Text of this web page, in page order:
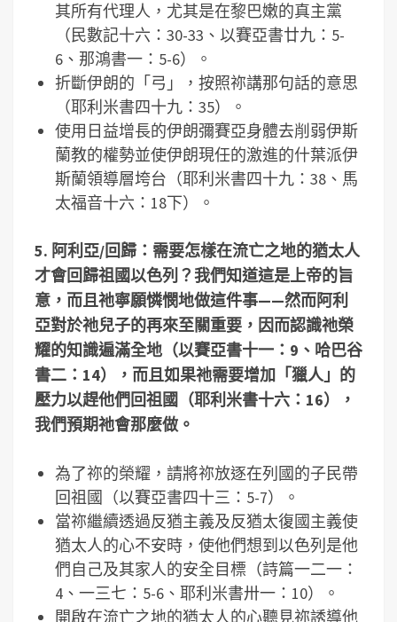
其所有代理人，尤其是在黎巴嫩的真主黨
（民數記十六：30-33、以賽亞書廿九：5-
6、那鴻書一：5-6）。
折斷伊朗的「弓」，按照祢講那句話的意思
（耶利米書四十九：35）。
使用日益增長的伊朗彌賽亞身體去削弱伊斯
蘭教的權勢並使伊朗現任的激進的什葉派伊
斯蘭領導層垮台（耶利米書四十九：38、馬
太福音十六：18下）。
5. 阿利亞/回歸：需要怎樣在流亡之地的猶太人
才會回歸祖國以色列？我們知道這是上帝的旨
意，而且祂寧願憐憫地做這件事——然而阿利
亞對於祂兒子的再來至關重要，因而認識祂榮
耀的知識遍滿全地（以賽亞書十一： 9 、哈巴谷
書二： 14），而且如果祂需要增加「獵人」的
壓力以趕他們回祖國（耶利米書十六： 16），
我們預期祂會那麼做。
為了祢的榮耀，請將祢放逐在列國的子民帶
回祖國（以賽亞書四十三：5-7）。
當祢繼續透過反猶主義及反猶太復國主義使
猶太人的心不安時，使他們想到以色列是他
們自己及其家人的安全目標（詩篇一二一：
4、一三七：5-6、耶利米書卅一：10）。
開啟在流亡之地的猶太人的心聽見祢誘導他